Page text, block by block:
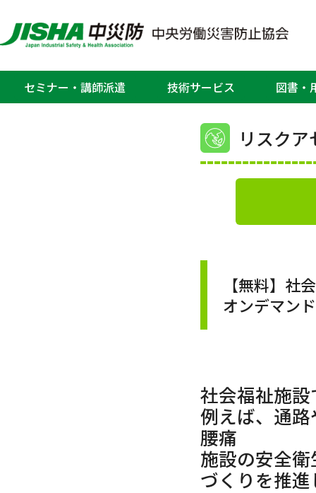
セミナー・講師派遣 技術サービス 図書・
理」オンデマンドセミナー（厚生労働省
教
リスク
【無料】社
オンデマン
社会福祉施
例えば、通
腰痛
施設の安全
づくりを推